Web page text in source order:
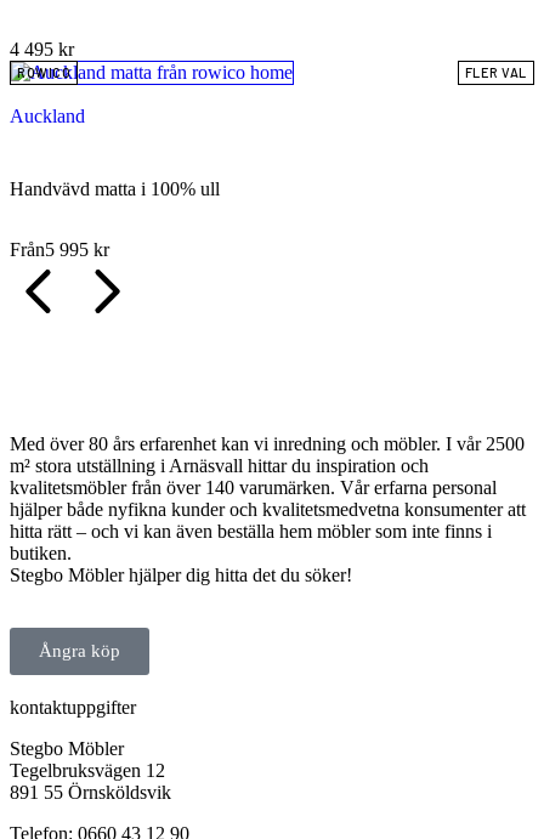
4 495 kr
ROWICO FLER VAL
Auckland
Handvävd matta i 100% ull
Från5 995 kr
Med över 80 års erfarenhet kan vi inredning och möbler. I vår 2500
m² stora utställning i Arnäsvall hittar du inspiration och
kvalitetsmöbler från över 140 varumärken. Vår erfarna personal
hjälper både nyfikna kunder och kvalitetsmedvetna konsumenter att
hitta rätt – och vi kan även beställa hem möbler som inte finns i
butiken.
Stegbo Möbler hjälper dig hitta det du söker!
Ångra köp
kontaktuppgifter
Stegbo Möbler
Tegelbruksvägen 12
891 55 Örnsköldsvik
Telefon: 0660 43 12 90